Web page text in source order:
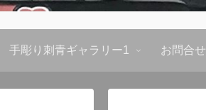
手彫り刺青ギャラリー1 お問合せ